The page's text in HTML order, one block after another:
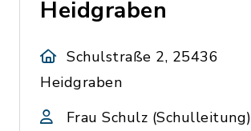
Heidgraben
Schulstraße 2, 25436
Heidgraben
Frau Schulz (Schulleitung)